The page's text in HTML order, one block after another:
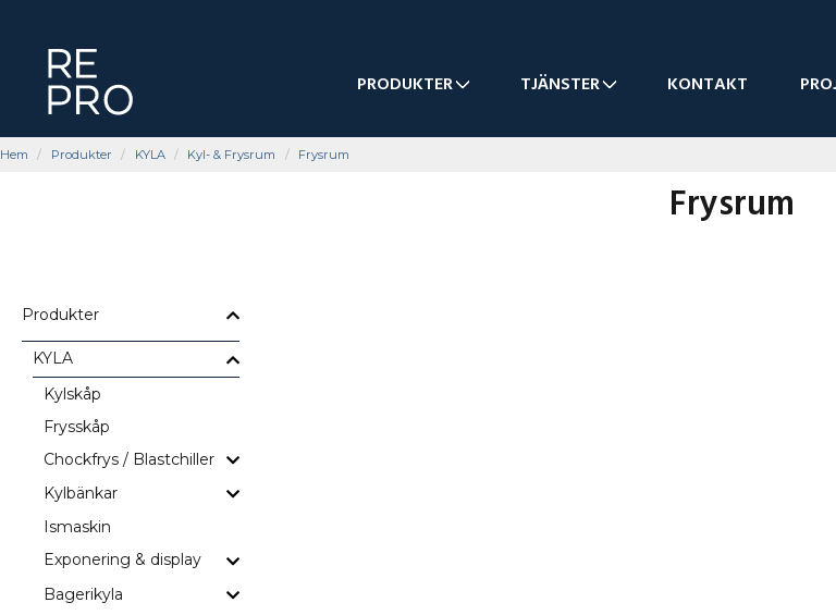
PRODUKTER TJÄNSTER KONTAKT
Hem Produkter KYLA Kyl- & Frysrum Frysrum
Frysrum
Produkter
KYLA
Kylskåp
Frysskåp
Chockfrys / Blastchiller
Kylbänkar
Ismaskin
Exponering & display
Bagerikyla